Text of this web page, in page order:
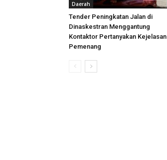
Daerah
Tender Peningkatan Jalan di
Dinaskestran Menggantung
Kontaktor Pertanyakan Kejelasan
Pemenang